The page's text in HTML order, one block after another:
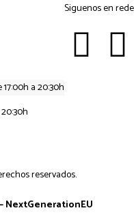
17:00h a 20:30h
Siguenos en
reservados.
NextGenerationEU